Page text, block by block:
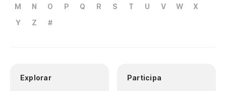
M
N O P Q R S T U V W
X
Y
Z #
Explorar Participa